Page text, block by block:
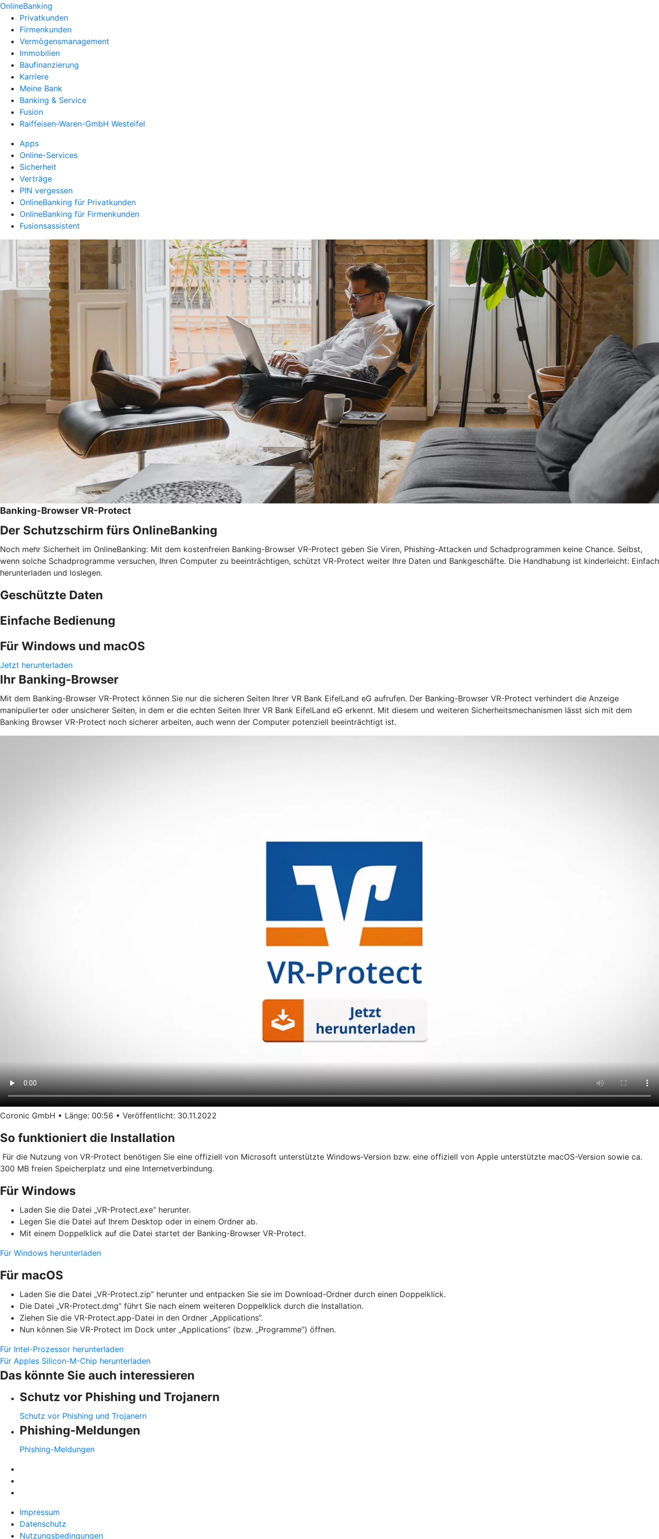
OnlineBanking
Privatkunden
Firmenkunden
Vermögensmanagement
Immobilien
Baufinanzierung
Karriere
Meine Bank
Banking & Service
Fusion
Raiffeisen-Waren-GmbH Westeifel
Apps
Online-Services
Sicherheit
Verträge
PIN vergessen
OnlineBanking für Privatkunden
OnlineBanking für Firmenkunden
Fusionsassistent
Banking-Browser VR-Protect
Der Schutzschirm fürs OnlineBanking
Noch mehr Sicherheit im OnlineBanking: Mit dem kostenfreien Banking-Browser VR-Protect geben Sie Viren, Phishing-Attacken und Schadprogrammen keine Chance. Selbst,
wenn solche Schadprogramme versuchen, Ihren Computer zu beeinträchtigen, schützt VR-Protect weiter Ihre Daten und Bankgeschäfte. Die Handhabung ist kinderleicht: Einfach
herunterladen und loslegen.
Geschützte Daten
Einfache Bedienung
Für Windows und macOS
Jetzt herunterladen
Ihr Banking-Browser
Mit dem Banking-Browser VR-Protect können Sie nur die sicheren Seiten Ihrer VR Bank EifelLand eG aufrufen. Der Banking-Browser VR-Protect verhindert die Anzeige
manipulierter oder unsicherer Seiten, in dem er die echten Seiten Ihrer VR Bank EifelLand eG erkennt. Mit diesem und weiteren Sicherheitsmechanismen lässt sich mit dem
Banking Browser VR-Protect noch sicherer arbeiten, auch wenn der Computer potenziell beeinträchtigt ist.
Coronic GmbH • Länge: 00:56 • Veröffentlicht: 30.11.2022
So funktioniert die Installation
Für die Nutzung von VR-Protect benötigen Sie eine offiziell von Microsoft unterstützte Windows-Version bzw. eine offiziell von Apple unterstützte macOS-Version sowie ca.
300 MB freien Speicherplatz und eine Internetverbindung.
Für Windows
Laden Sie die Datei „VR-Protect.exe“ herunter.
Legen Sie die Datei auf Ihrem Desktop oder in einem Ordner ab.
Mit einem Doppelklick auf die Datei startet der Banking-Browser VR-Protect.
Für Windows herunterladen
Für macOS
Laden Sie die Datei „VR-Protect.zip” herunter und entpacken Sie sie im Download-Ordner durch einen Doppelklick.
Die Datei „VR-Protect.dmg” führt Sie nach einem weiteren Doppelklick durch die Installation.
Ziehen Sie die VR-Protect.app-Datei in den Ordner „Applications”.
Nun können Sie VR-Protect im Dock unter „Applications” (bzw. „Programme”) öffnen.
Für Intel-Prozessor herunterladen
Für Apples Silicon-M-Chip herunterladen
Das könnte Sie auch interessieren
Schutz vor Phishing und Trojanern
Schutz vor Phishing und Trojanern
Phishing-Meldungen
Phishing-Meldungen
Impressum
Datenschutz
Nutzungsbedingungen